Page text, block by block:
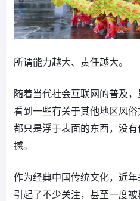
所谓能力越大、责任越大。
随着当代社会互联网的普及
看到一些有关于其他地区风
都只是浮于表面的东西，没
撼。
作为经典中国传统文化，近
引起了不少关注，甚至一度